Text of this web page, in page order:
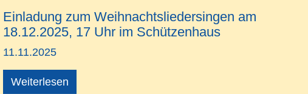
Einladung zum Weihnachtsliedersingen am
18.12.2025, 17 Uhr im Schützenhaus
11.11.2025
Weiterlesen